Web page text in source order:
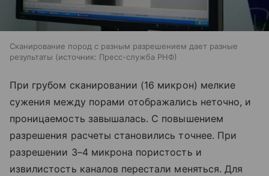
Сканирование пород с разным разрешением дает разные
результаты
источник: Пресс-служба РНФ
При грубом сканировании (16 микрон) мелкие
сужения между порами отображались неточно, и
проницаемость завышалась. С повышением
разрешения расчеты становились точнее. При
разрешении 3–4 микрона пористость и
извилистость каналов перестали меняться. Для